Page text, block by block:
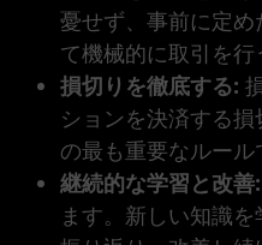
憂せず、事前に定
て機械的に取引を行
損切りを徹底する:
ションを決済する
の最も重要なルール
継続的な学習と改善:
ます。新しい知識